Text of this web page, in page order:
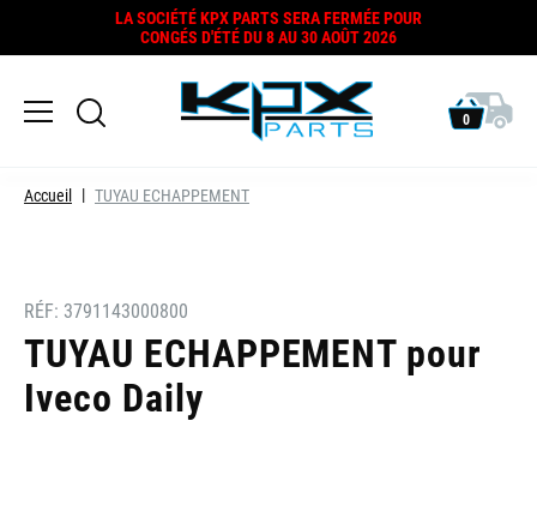
LA SOCIÉTÉ KPX PARTS SERA FERMÉE POUR
CONGÉS D'ÉTÉ DU 8 AU 30 AOÛT 2026
0
Accueil TUYAU ECHAPPEMENT
RÉF: 3791143000800
TUYAU ECHAPPEMENT pour
Iveco Daily